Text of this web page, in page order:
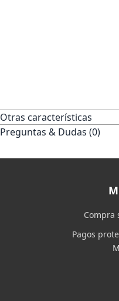
Otras características
Preguntas & Dudas (0)
Compra
Pagos